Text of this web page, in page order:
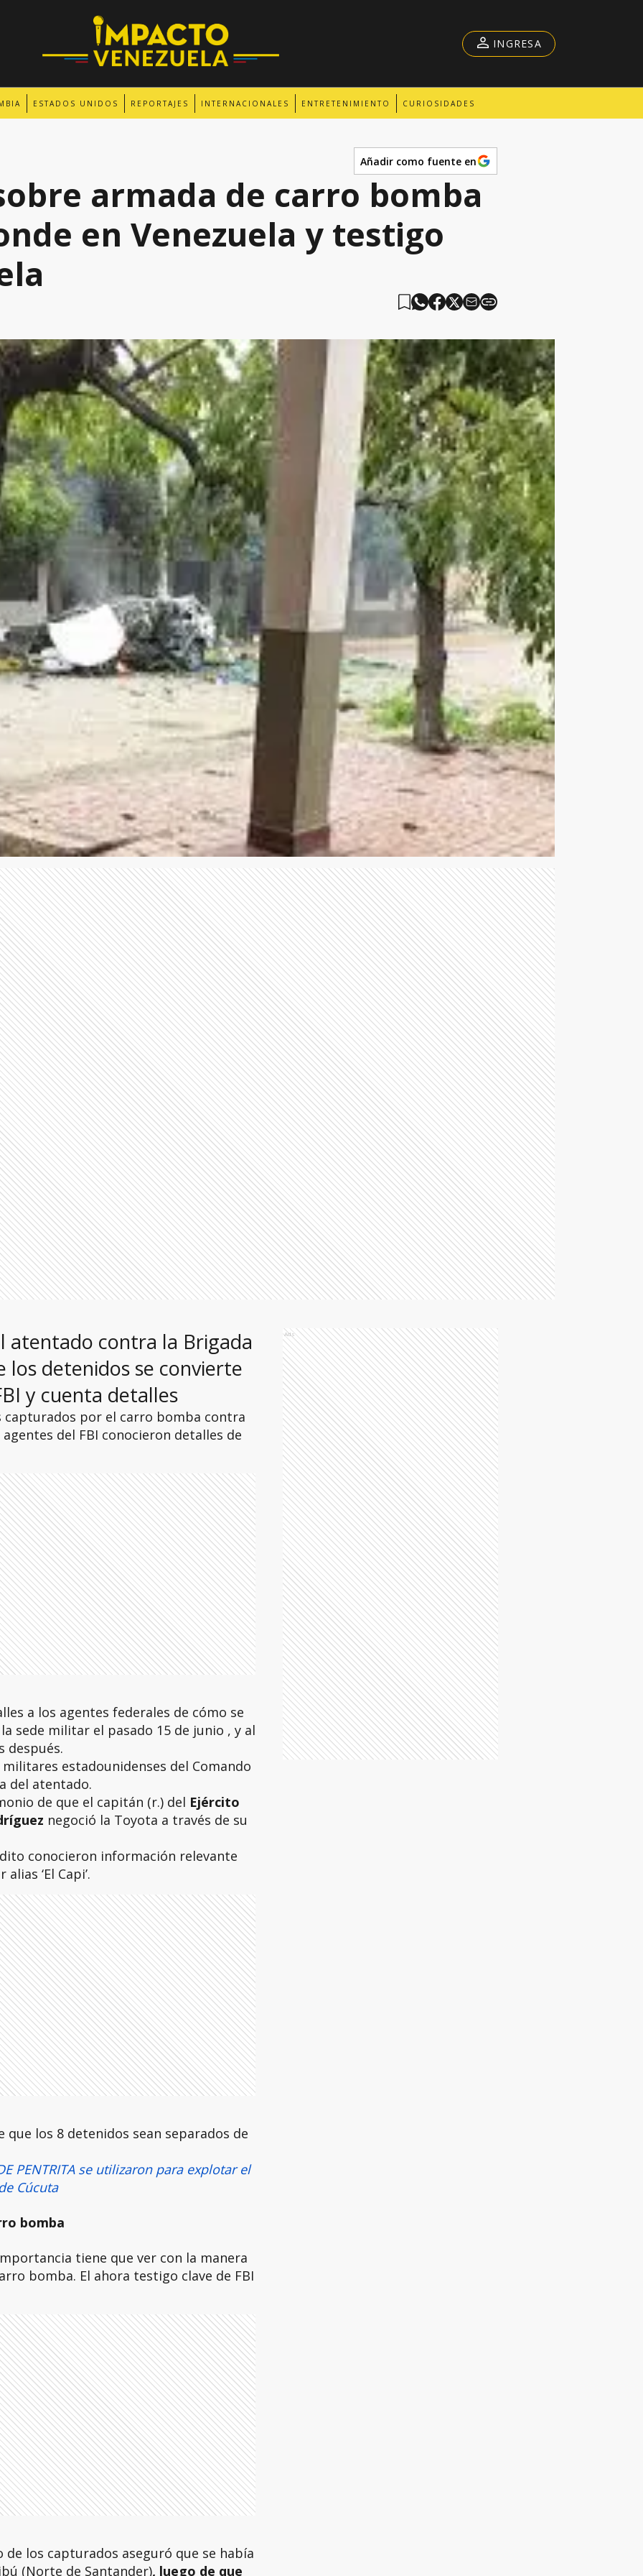
ESTADOS UNIDOS REPORTAJES INTERNACIONALES ENTRETENIMIENTO CURIOSIDADES
INGRESA
Añadir como fuente en
armada de carro bomba
en Venezuela y testigo
atentado contra la Brigada
los detenidos se convierte
y cuenta detalles
capturados por el carro bomba contra
del FBI conocieron detalles de
a los agentes federales de cómo se
sede militar el pasado 15 de junio , y al
después.
estadounidenses del Comando
del atentado.
de que el capitán (r.) del Ejército
negoció la Toyota a través de su
conocieron información relevante
‘El Capi’.
que los 8 detenidos sean separados de
PENTRITA se utilizaron para explotar el
Cúcuta
bomba
tiene que ver con la manera
bomba. El ahora testigo clave de FBI
los capturados aseguró que se había
(Norte de Santander), luego de que
Ads